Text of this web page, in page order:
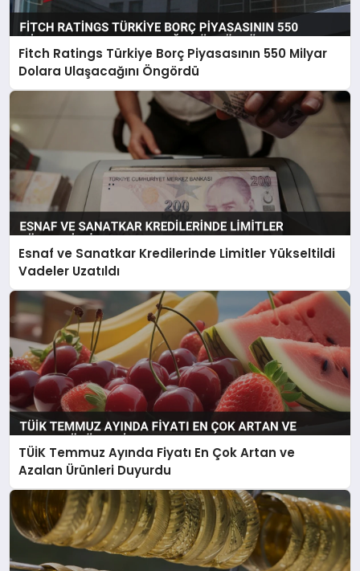
Fitch Ratings Türkiye Borç Piyasasının 550 Milyar
Dolara Ulaşacağını Öngördü
Esnaf ve Sanatkar Kredilerinde Limitler Yükseltildi
Vadeler Uzatıldı
TÜİK Temmuz Ayında Fiyatı En Çok Artan ve
Azalan Ürünleri Duyurdu